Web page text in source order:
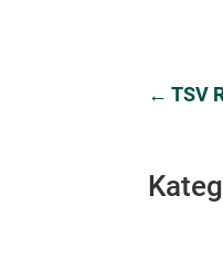
←TSV